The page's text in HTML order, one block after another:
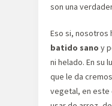
son una
Eso si, nosotros
batido sano y
ni helado. ‬En su
que le da
vegetal, en este